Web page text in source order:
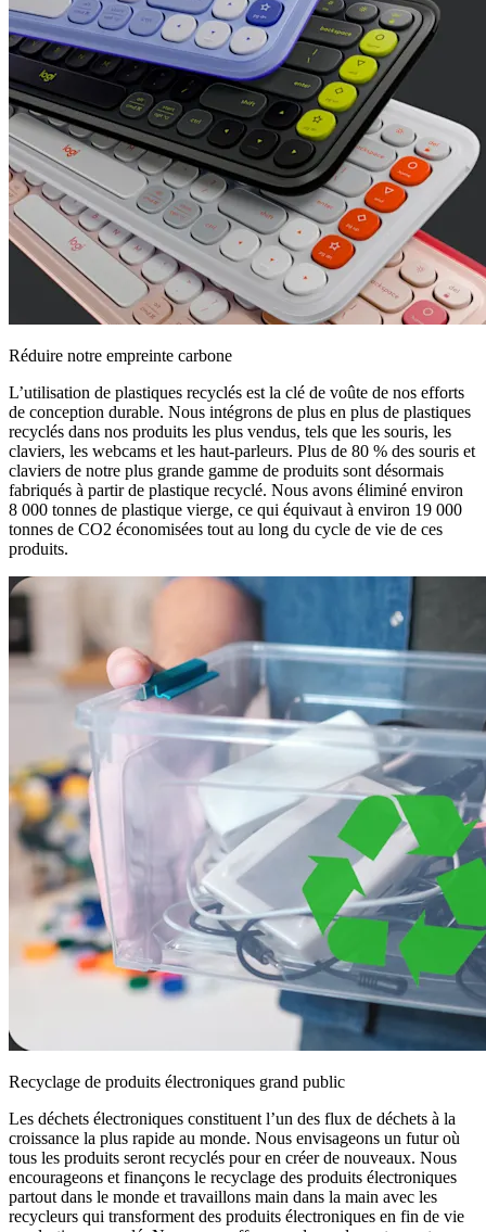
Réduire notre empreinte carbone
L’utilisation de plastiques recyclés est la clé de voûte de nos efforts
de conception durable. Nous intégrons de plus en plus de plastiques
recyclés dans nos produits les plus vendus, tels que les souris, les
claviers, les webcams et les haut-parleurs. Plus de 80 % des souris et
claviers de notre plus grande gamme de produits sont désormais
fabriqués à partir de plastique recyclé. Nous avons éliminé environ
8 000 tonnes de plastique vierge, ce qui équivaut à environ 19 000
tonnes de CO2 économisées tout au long du cycle de vie de ces
produits.
Recyclage de produits électroniques grand public
Les déchets électroniques constituent l’un des flux de déchets à la
croissance la plus rapide au monde. Nous envisageons un futur où
tous les produits seront recyclés pour en créer de nouveaux. Nous
encourageons et finançons le recyclage des produits électroniques
partout dans le monde et travaillons main dans la main avec les
recycleurs qui transforment des produits électroniques en fin de vie